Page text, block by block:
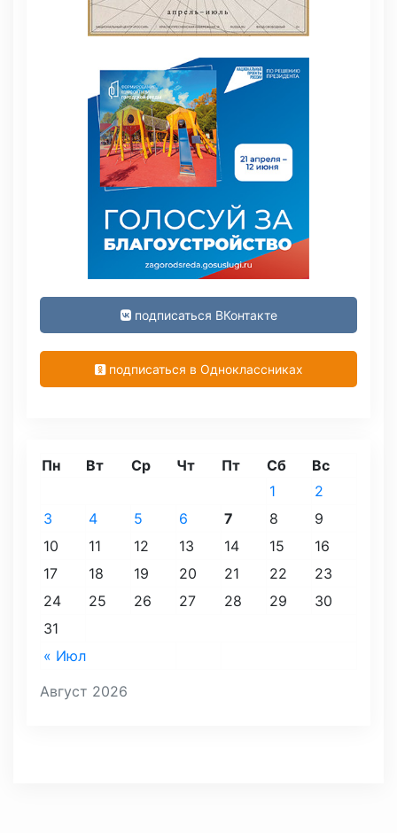
подписаться ВКонтакте
подписаться в Одноклассниках
Август 2026
Пн Вт Ср Чт Пт Сб Вс
« Июл
1
2
3
4 5 6 7 8
9
10
11 12 13 14 15
16
17
18 19 20 21 22
23
24
25 26 27 28 29
30
31